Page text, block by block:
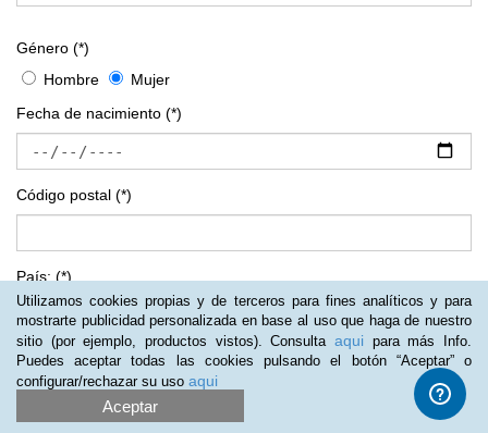
Género (*)
Hombre
Mujer
Fecha de nacimiento (*)
Código postal (*)
País: (*)
Provincia:(*)
Utilizamos cookies propias y de terceros para fines analíticos y para
mostrarte publicidad personalizada en base al uso que haga de nuestro
sitio (por ejemplo, productos vistos). Consulta aqui para más Info.
Puedes aceptar todas las cookies pulsando el botón “Aceptar” o
configurar/rechazar su uso aqui
Aceptar